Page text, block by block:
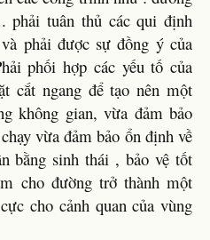
phải tuân thủ các qui định
phải được sự đồng ý của
phối hợp các yếu tố của
cắt ngang để tạo nên một
không gian, vừa đảm bảo
vừa đảm bảo ổn định về
bằng sinh thái , bảo vệ tốt
cho đường trở thành một
cho cảnh quan của vùng